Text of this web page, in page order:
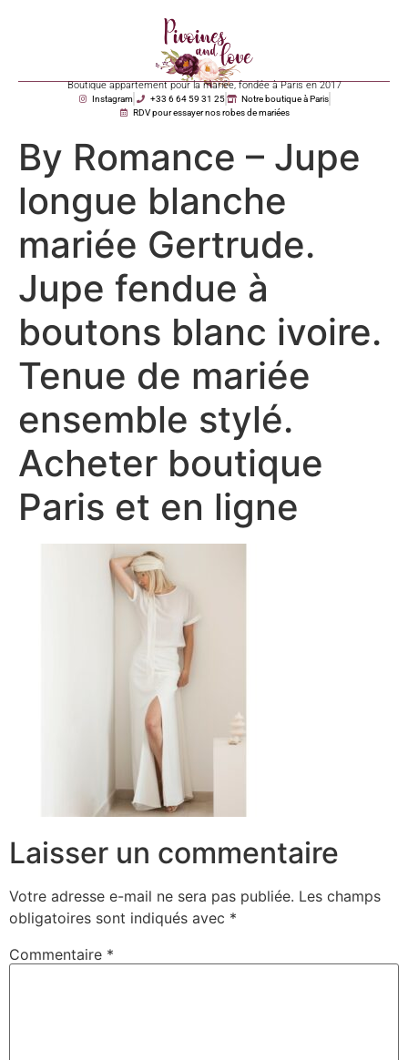
Boutique appartement pour la mariée, fondée à Paris en 2017
Instagram +33 6 64 59 31 25
Notre boutique à Paris
RDV pour essayer nos robes de mariées
By Romance – Jupe
longue blanche
mariée Gertrude.
Jupe fendue à
boutons blanc ivoire.
Tenue de mariée
ensemble stylé.
Acheter boutique
Paris et en ligne
Laisser un commentaire
Votre adresse e-mail ne sera pas publiée. Les champs
obligatoires sont indiqués avec *
Commentaire *